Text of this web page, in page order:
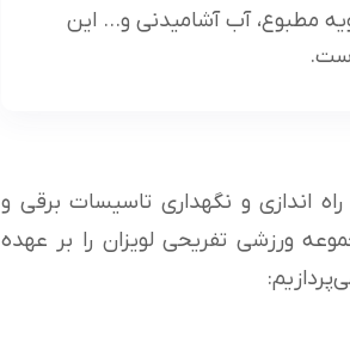
مطبوع، آب آشامیدنی و… این
اندازی و نگهداری تاسیسات برقی و
ورزشی تفریحی لویزان را بر عهده